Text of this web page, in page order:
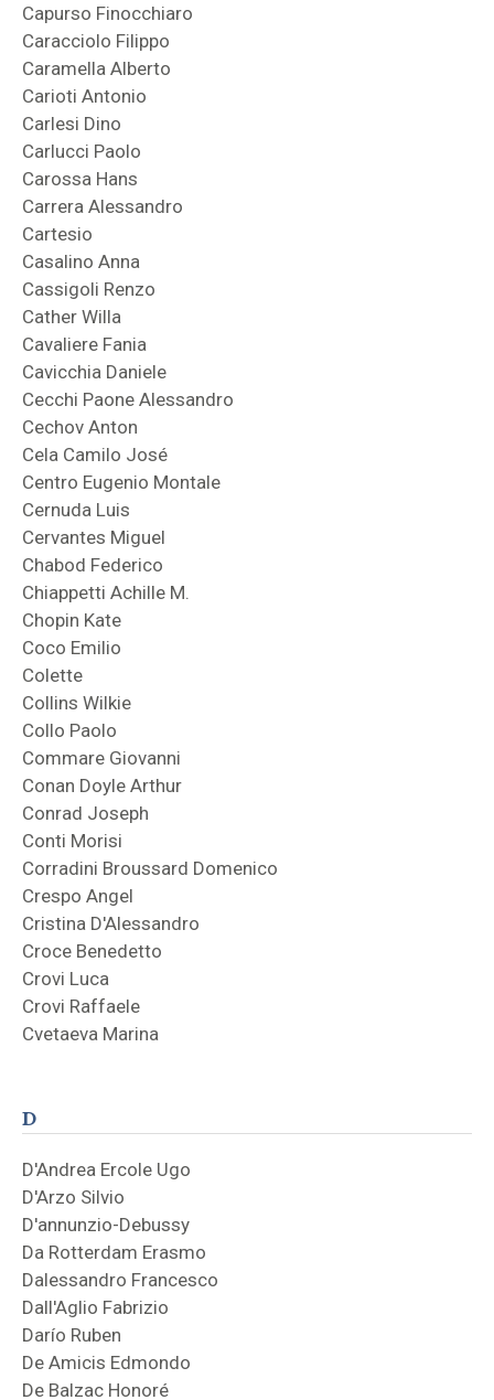
Capurso Finocchiaro
Caracciolo Filippo
Caramella Alberto
Carioti Antonio
Carlesi Dino
Carlucci Paolo
Carossa Hans
Carrera Alessandro
Cartesio
Casalino Anna
Cassigoli Renzo
Cather Willa
Cavaliere Fania
Cavicchia Daniele
Cecchi Paone Alessandro
Cechov Anton
Cela Camilo José
Centro Eugenio Montale
Cernuda Luis
Cervantes Miguel
Chabod Federico
Chiappetti Achille M.
Chopin Kate
Coco Emilio
Colette
Collins Wilkie
Collo Paolo
Commare Giovanni
Conan Doyle Arthur
Conrad Joseph
Conti Morisi
Corradini Broussard Domenico
Crespo Angel
Cristina D'Alessandro
Croce Benedetto
Crovi Luca
Crovi Raffaele
Cvetaeva Marina
D
D'Andrea Ercole Ugo
D'Arzo Silvio
D'annunzio-Debussy
Da Rotterdam Erasmo
Dalessandro Francesco
Dall'Aglio Fabrizio
Darío Ruben
De Amicis Edmondo
De Balzac Honoré